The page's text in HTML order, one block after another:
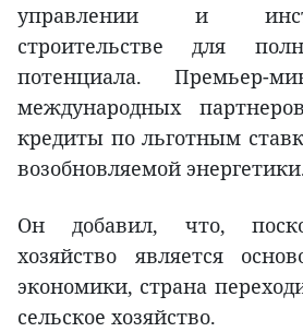
управлении и
строительстве для
потенциала. Премьер-
международных
кредиты по льготным
возобновляемой
Он добавил, что,
хозяйство является
экономики, страна
сельское хозяйство.